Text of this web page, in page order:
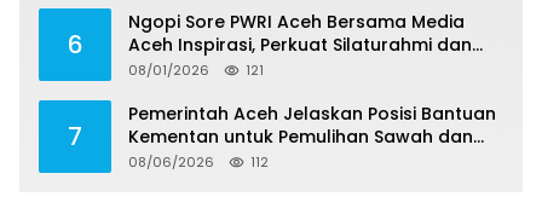
6
Ngopi Sore PWRI Aceh Bersama Media
Aceh Inspirasi, Perkuat Silaturahmi dan
Wariskan Pengalaman Berharga
08/01/2026 121
7
Pemerintah Aceh Jelaskan Posisi Bantuan
Kementan untuk Pemulihan Sawah dan
Kebun
08/06/2026 112